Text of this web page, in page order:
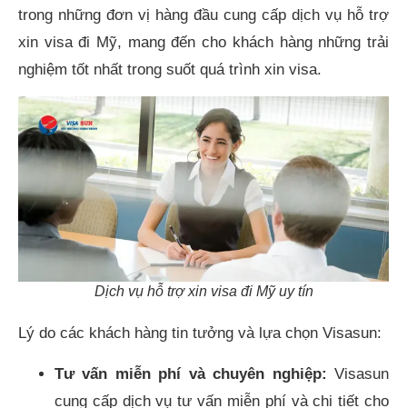
trong những đơn vị hàng đầu cung cấp dịch vụ hỗ trợ
xin visa đi Mỹ, mang đến cho khách hàng những trải
nghiệm tốt nhất trong suốt quá trình xin visa.
Dịch vụ hỗ trợ xin visa đi Mỹ uy tín
Lý do các khách hàng tin tưởng và lựa chọn Visasun:
Tư vấn miễn phí và chuyên nghiệp: Visasun
cung cấp dịch vụ tư vấn miễn phí và chi tiết cho